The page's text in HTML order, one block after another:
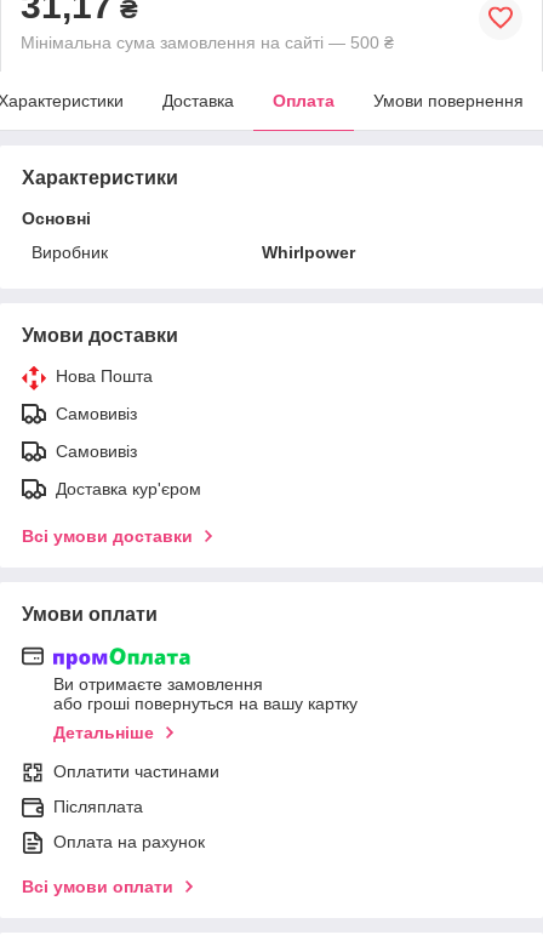
₴
Мінімальна сума замовлення на сайті — 500 ₴
Доставка Оплата Умови повернення
Характеристики
Основні
Виробник
Whirlpower
Умови доставки
Нова Пошта
Самовивіз
Самовивіз
Доставка кур'єром
Всі умови доставки
Умови оплати
Ви отримаєте замовлення
або гроші повернуться на вашу картку
Детальніше
Оплатити частинами
Післяплата
Оплата на рахунок
Всі умови оплати